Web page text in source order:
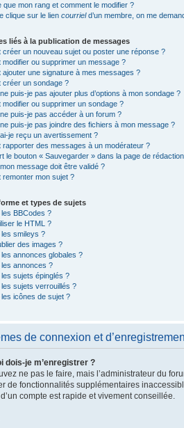
que mon rang et comment le modifier ?
clique sur le lien courrield’un membre, on me
liés à la publication de messages
créer un nouveau sujet ou poster une réponse ?
modifier ou supprimer un message ?
ajouter une signature à mes messages ?
créer un sondage ?
puis-je pas ajouter plus d’options à mon sondage ?
modifier ou supprimer un sondage ?
puis-je pas accéder à un forum ?
puis-je pas joindre des fichiers à mon message ?
je reçu un avertissement ?
rapporter des messages à un modérateur ?
le bouton « Sauvegarder » dans la page de
message doit être validé ?
remonter mon sujet ?
et types de sujets
BBCodes ?
le HTML ?
smileys ?
des images ?
annonces globales ?
annonces ?
sujets épinglés ?
sujets verrouillés ?
icônes de sujet ?
de connexion et
dois-je m’enregistrer ?
ne pas le faire, mais l’administrateur du
de fonctionnalités supplémentaires
compte est rapide et vivement conseillée.